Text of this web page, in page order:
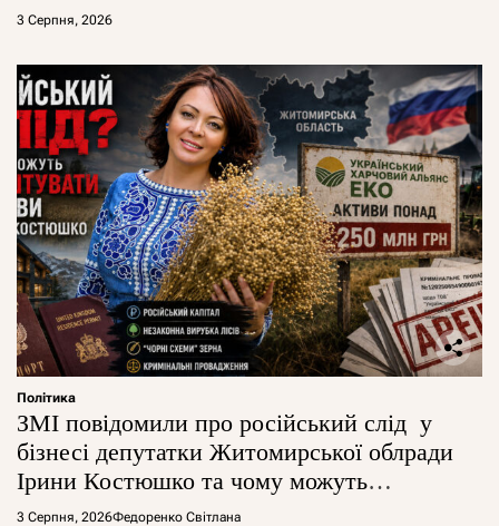
3 Серпня, 2026
Політика
ЗМІ повідомили про російський слід у
бізнесі депутатки Житомирської облради
Ірини Костюшко та чому можуть
арештувати її активи
3 Серпня, 2026Федоренко Світлана